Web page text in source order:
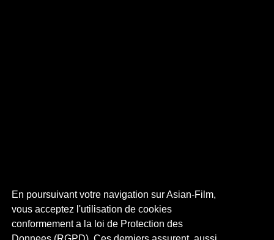
En poursuivant votre navigation sur Asian-Film,
vous acceptez l'utilisation de cookies
conformement a la loi de Protection des